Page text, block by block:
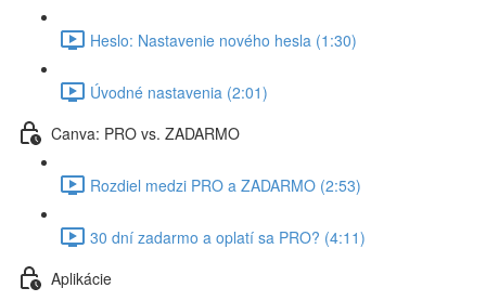
Heslo: Nastavenie nového hesla (1:30)
Úvodné nastavenia (2:01)
Canva: PRO vs. ZADARMO
Rozdiel medzi PRO a ZADARMO (2:53)
30 dní zadarmo a oplatí sa PRO? (4:11)
Aplikácie